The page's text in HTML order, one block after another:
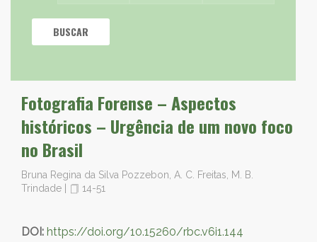
BUSCAR
Fotografia Forense – Aspectos
históricos – Urgência de um novo foco
no Brasil
Bruna Regina da Silva Pozzebon, A. C. Freitas, M. B.
Trindade
14-51
DOI: https://doi.org/10.15260/rbc.v6i1.144